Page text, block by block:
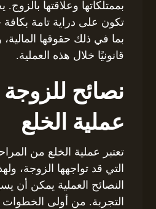
بممتلكاتها وعلاقتها
تكون على دراية تامة بكافة
بما في ذلك حقوقها
قانونيًا خلال هذه العملية.
نصائح للزوجة
عملية الخلع
تعتبر عملية الخلع من
التي قد تواجهها الزوجة،
النصائح العملية يمكن أن
التجربة. من أولى